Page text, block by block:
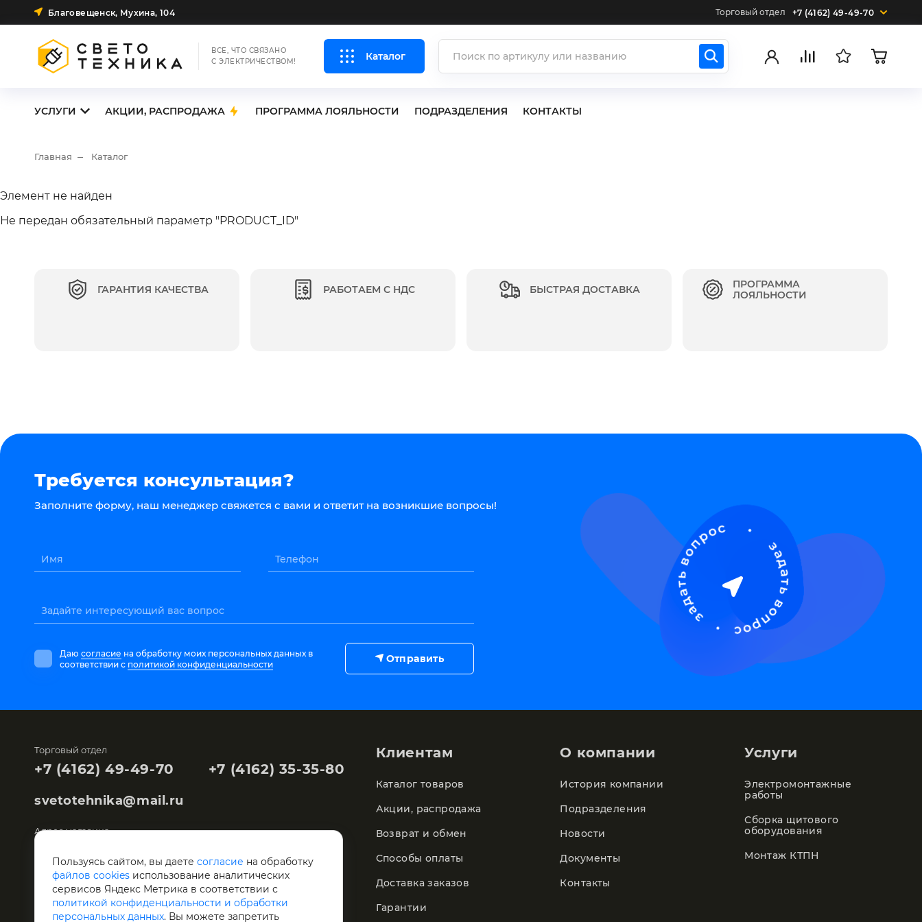
Благовещенск, Мухина, 104 Торговый отдел +7 (4162) 49-49-70
ВСЕ, ЧТО СВЯЗАНО
С ЭЛЕКТРИЧЕСТВОМ!
Каталог
УСЛУГИ АКЦИИ, РАСПРОДАЖА ПРОГРАММА ЛОЯЛЬНОСТИ ПОДРАЗДЕЛЕНИЯ КОНТАКТЫ
Главная Каталог
Элемент не найден
Не передан обязательный параметр "PRODUCT_ID"
ГАРАНТИЯ КАЧЕСТВА РАБОТАЕМ С НДС БЫСТРАЯ ДОСТАВКА
ПРОГРАММА
ЛОЯЛЬНОСТИ
Требуется консультация?
Заполните форму, наш менеджер свяжется с вами и ответит на возникшие вопросы!
Имя Телефон
Задайте интересующий вас вопрос
Даю согласие на обработку моих персональных данных в
соответствии с политикой конфиденциальности Отправить
Торговый отдел
+7 (4162) 49-49-70 +7 (4162) 35-35-80
svetotehnika@mail.ru
Адрес магазина
Склад "Светотехника"
Благовещенск, Артиллерийская, 119
Клиентам
Каталог товаров
Акции, распродажа
Возврат и обмен
Способы оплаты
Доставка заказов
Гарантии
О компании
История компании
Подразделения
Новости
Документы
Контакты
Услуги
Электромонтажные
работы
Сборка щитового
оборудования
Монтаж КТПН
Пользуясь сайтом, вы даете согласие на обработку
файлов cookies использование аналитических
сервисов Яндекс Метрика в соответствии с
политикой конфиденциальности и обработки
персональных данных. Вы можете запретить